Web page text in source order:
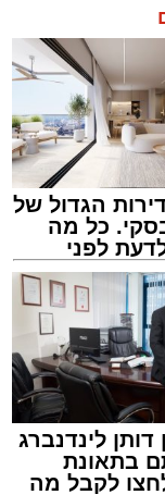
תלמודי
הגדול של
כל מה
לפני
הצעה לדירה
דותן לינדנברג
בתאונת
לקבל מה